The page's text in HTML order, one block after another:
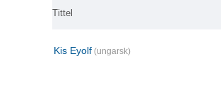
Tittel
Kis Eyolf (ungarsk)